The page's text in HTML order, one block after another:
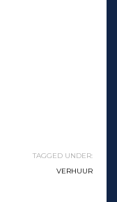
TAGGED UNDER:
VERHUUR